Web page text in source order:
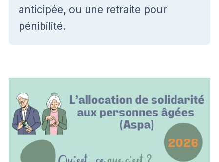
anticipée, ou une retraite pour
pénibilité.